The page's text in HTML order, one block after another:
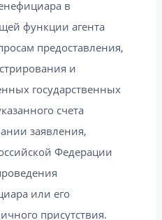
в
функции агента
предоставления,
и
государственных
счета
заявления,
Федерации
или его
присутствия.